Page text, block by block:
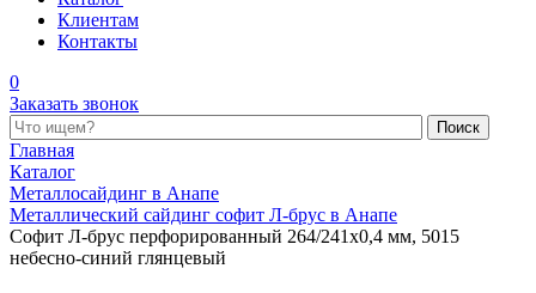
Клиентам
Контакты
0
Заказать звонок
Поиск по каталогу
Главная
Каталог
Металлосайдинг в Анапе
Металлический сайдинг софит Л-брус в Анапе
Софит Л-брус перфорированный 264/241x0,4 мм, 5015
небесно-синий глянцевый